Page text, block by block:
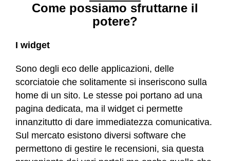
Come possiamo sfruttarne il
potere?
I widget
Sono degli eco delle applicazioni, delle
scorciatoie che solitamente si inseriscono sulla
home di un sito. Le stesse poi portano ad una
pagina dedicata, ma il widget ci permette
innanzitutto di dare immediatezza comunicativa.
Sul mercato esistono diversi software che
permettono di gestire le recensioni, sia questa